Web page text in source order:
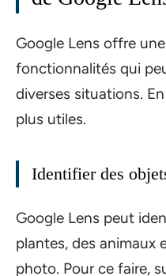
Google Lens offre
fonctionnalités qui
diverses situations.
plus utiles.
Identifier des
Google Lens peut
plantes, des animaux
photo. Pour ce faire,